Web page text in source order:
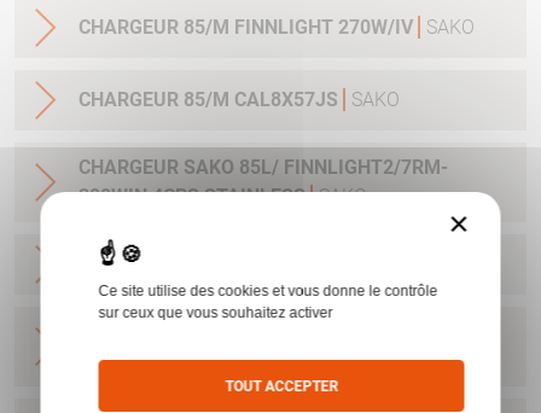
CHARGEUR 85/M FINNLIGHT 270W/IV SAKO
CHARGEUR 85/M CAL8X57JS SAKO
CHARGEUR SAKO 85L/ FINNLIGHT2/7RM-
300WIN 4CPS STAINLESS SAKO
CHARGEUR A7/S CAL 22-250
3COUPS SAKO
×
Ce site utilise des cookies et vous donne le contrôle
sur ceux que vous souhaitez activer
TOUT ACCEPTER